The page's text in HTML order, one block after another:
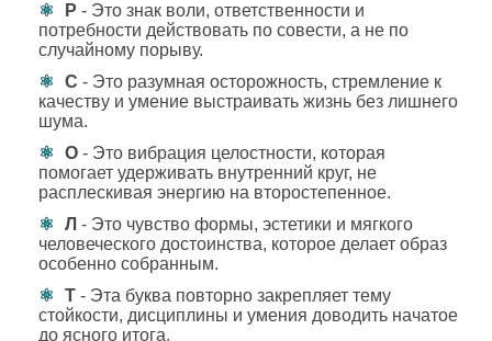
Р - Это знак воли, ответственности и
потребности действовать по совести, а не по
случайному порыву.
С - Это разумная осторожность, стремление к
качеству и умение выстраивать жизнь без лишнего
шума.
О - Это вибрация целостности, которая
помогает удерживать внутренний круг, не
расплескивая энергию на второстепенное.
Л - Это чувство формы, эстетики и мягкого
человеческого достоинства, которое делает образ
особенно собранным.
Т - Эта буква повторно закрепляет тему
стойкости, дисциплины и умения доводить начатое
до ясного итога.